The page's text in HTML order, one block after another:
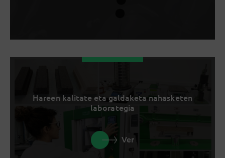
Hareen kalitate eta galdaketa nahasketen
laborategia
Ver